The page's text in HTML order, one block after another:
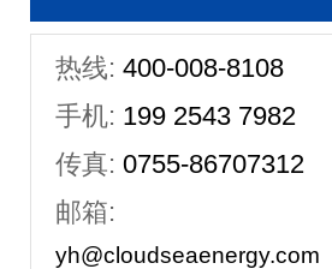
热线: 400-008-8108
手机: 199 2543 7982
传真: 0755-86707312
邮箱:
yh@cloudseaenergy.com